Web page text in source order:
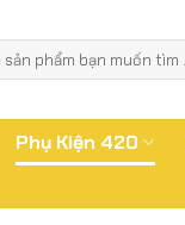
Phụ Kiện 420